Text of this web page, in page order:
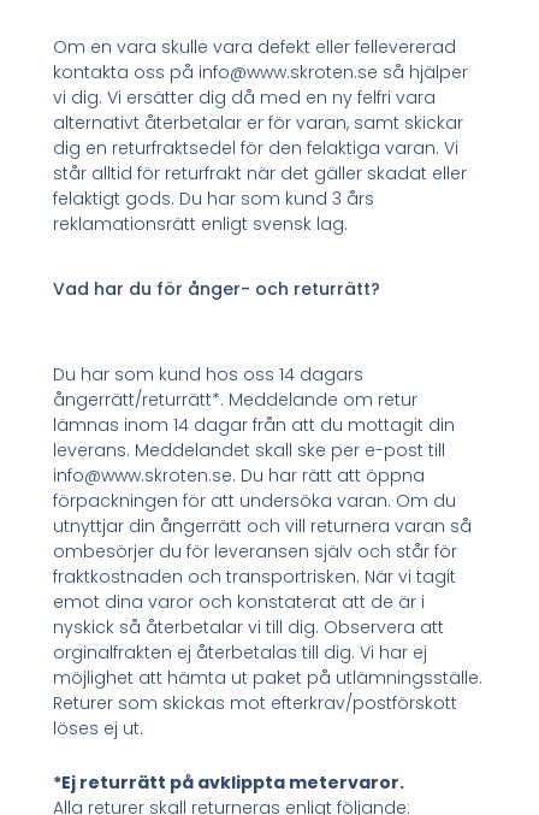
Om en vara skulle vara defekt eller fellevererad
kontakta oss på info@www.skroten.se så hjälper
vi dig. Vi ersätter dig då med en ny felfri vara
alternativt återbetalar er för varan, samt skickar
dig en returfraktsedel för den felaktiga varan. Vi
står alltid för returfrakt när det gäller skadat eller
felaktigt gods. Du har som kund 3 års
reklamationsrätt enligt svensk lag.
Vad har du för ånger- och returrätt?
Du har som kund hos oss 14 dagars
ångerrätt/returrätt*. Meddelande om retur
lämnas inom 14 dagar från att du mottagit din
leverans. Meddelandet skall ske per e-post till
info@www.skroten.se. Du har rätt att öppna
förpackningen för att undersöka varan. Om du
utnyttjar din ångerrätt och vill returnera varan så
ombesörjer du för leveransen själv och står för
fraktkostnaden och transportrisken. När vi tagit
emot dina varor och konstaterat att de är i
nyskick så återbetalar vi till dig. Observera att
orginalfrakten ej återbetalas till dig. Vi har ej
möjlighet att hämta ut paket på utlämningsställe.
Returer som skickas mot efterkrav/postförskott
löses ej ut.
*Ej returrätt på avklippta metervaror.
Alla returer skall returneras enligt följande: